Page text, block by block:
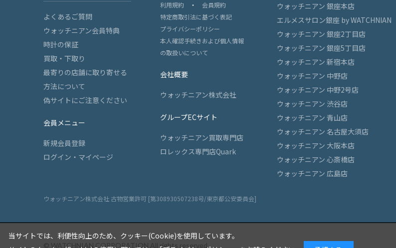
よくあるご質問
ウォッチニアン会員特典
時計の保証
買取・下取り
最寄りの店舗に取り寄せる
方法について
偽サイトにご注意ください
会員メニュー
新規会員登録
ログイン・マイページ
利用規約 ・ 会員規約
特定商取引法に基づく表記
プライバシーポリシー
本人確認手続きおよび個人情報
の取扱いについて
会社概要
ウォッチニアン株式会社
グループECサイト
ウォッチニアン買取専門店
ロレックス専門店Quark
ウォッチニアン 銀座本店
エルメスサロン銀座 by WATCHNIAN
ウォッチニアン 銀座2丁目店
ウォッチニアン 銀座5丁目店
ウォッチニアン 新宿本店
ウォッチニアン 中野店
ウォッチニアン 中野2号店
ウォッチニアン 渋谷店
ウォッチニアン 青山店
ウォッチニアン 名古屋大須店
ウォッチニアン 大阪本店
ウォッチニアン 心斎橋店
ウォッチニアン 広島店
ウォッチニアン株式会社 古物営業許可 [第308930507238号/東京都公安委員会]
© WATCHNIAN CORPORATION All rights reserved.
当サイトでは、利便性向上のため、クッキー(Cookie)を使用しています。